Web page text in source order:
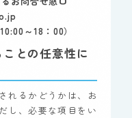
～18：00）
との任意性に
れるかどうかは、お
し、必要な項目をい